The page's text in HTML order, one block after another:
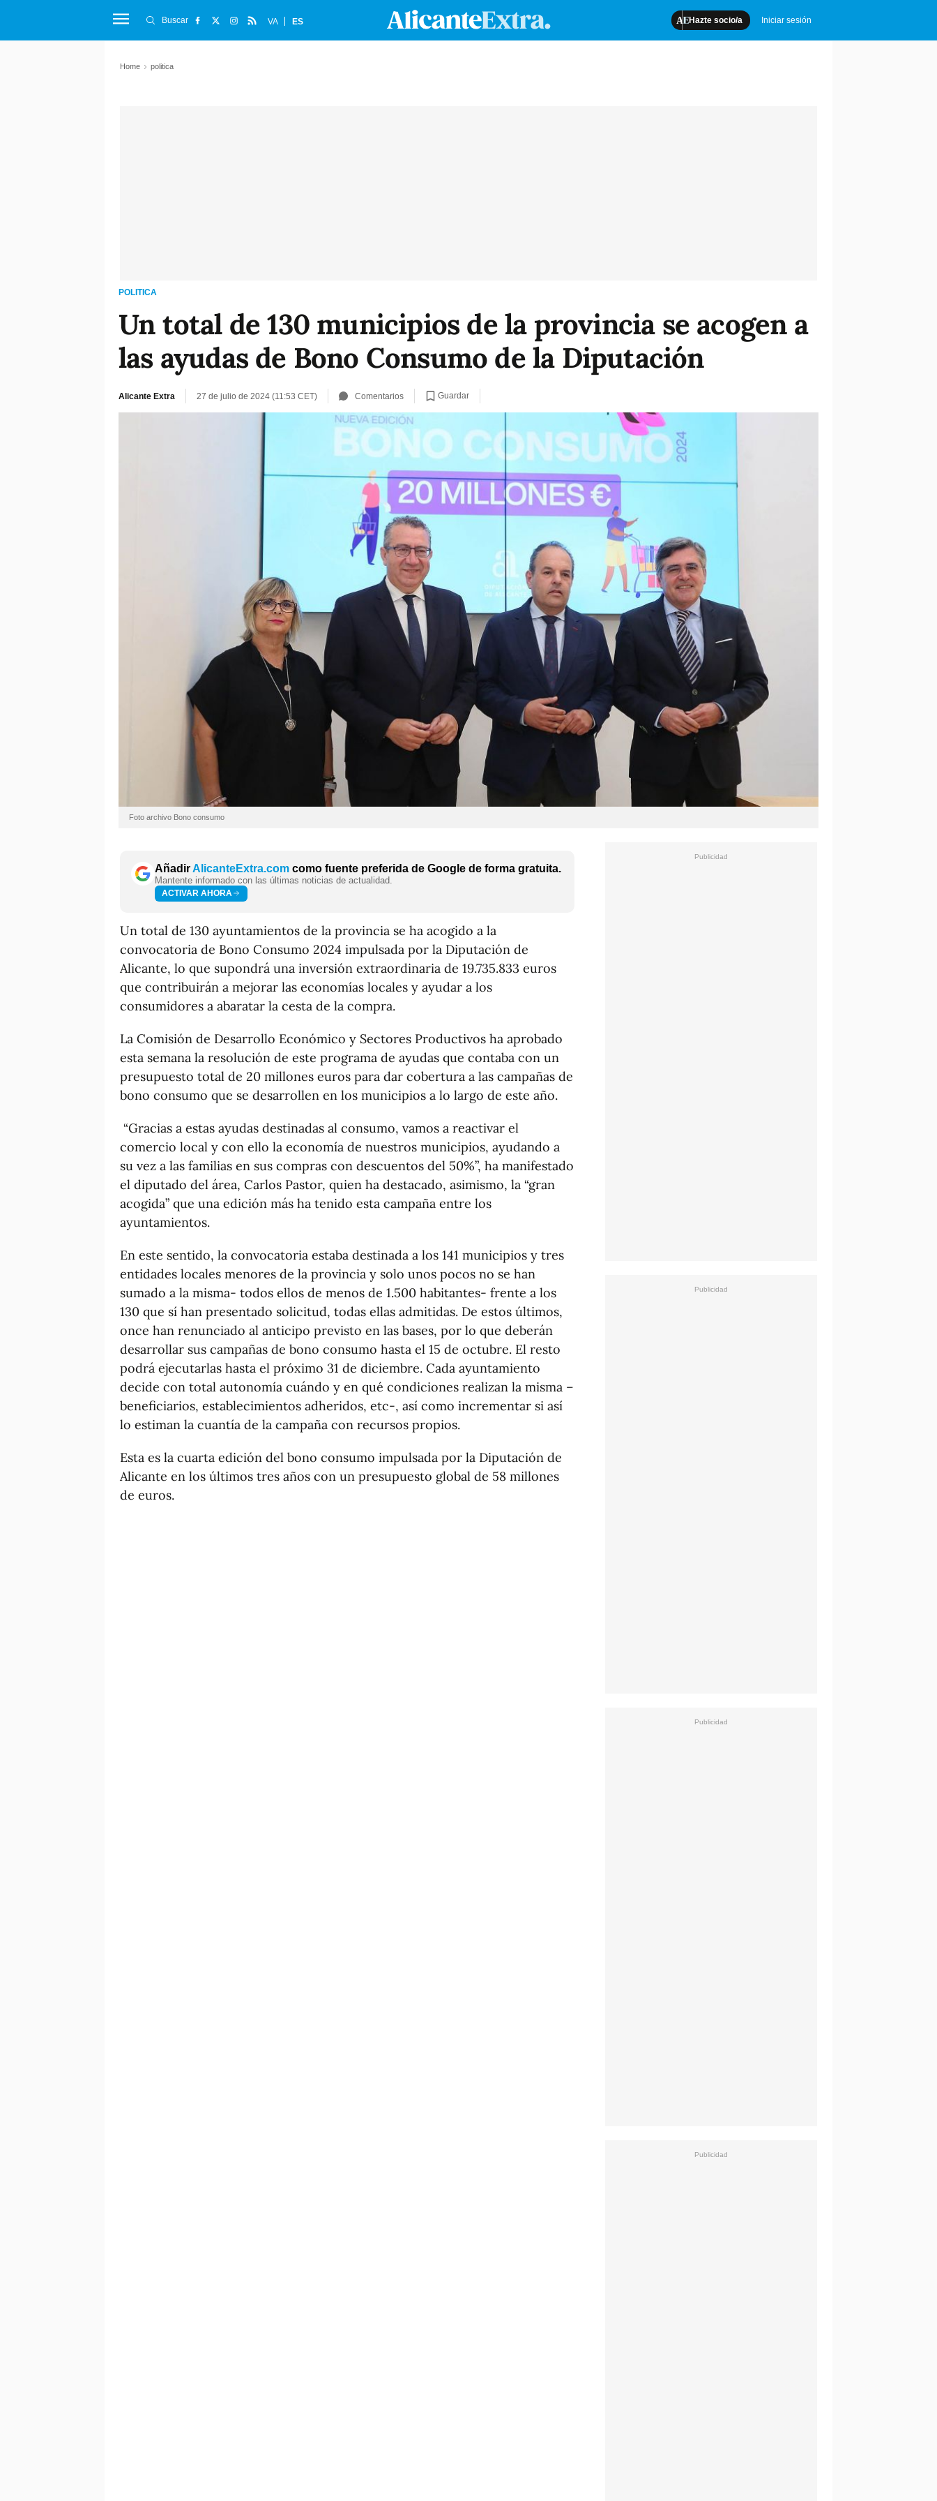
Hazte socio/a Iniciar sesión
Buscar VA ES
Home politica
POLITICA
Un total de 130 municipios de la provincia se acogen a
las ayudas de Bono Consumo de la Diputación
Alicante Extra 27 de julio de 2024 (11:53 CET) Comentarios Guardar
Foto archivo Bono consumo
AñadirAlicanteExtra.com como fuente preferida de Google de forma gratuita.
Mantente informado con las últimas noticias de actualidad.
ACTIVAR AHORA
Un total de 130 ayuntamientos de la provincia se ha acogido a la
convocatoria de Bono Consumo 2024 impulsada por la Diputación de
Alicante, lo que supondrá una inversión extraordinaria de 19.735.833 euros
que contribuirán a mejorar las economías locales y ayudar a los
consumidores a abaratar la cesta de la compra.
La Comisión de Desarrollo Económico y Sectores Productivos ha aprobado
esta semana la resolución de este programa de ayudas que contaba con un
presupuesto total de 20 millones euros para dar cobertura a las campañas de
bono consumo que se desarrollen en los municipios a lo largo de este año.
“Gracias a estas ayudas destinadas al consumo, vamos a reactivar el
comercio local y con ello la economía de nuestros municipios, ayudando a
su vez a las familias en sus compras con descuentos del 50%”, ha manifestado
el diputado del área, Carlos Pastor, quien ha destacado, asimismo, la “gran
acogida” que una edición más ha tenido esta campaña entre los
ayuntamientos.
En este sentido, la convocatoria estaba destinada a los 141 municipios y tres
entidades locales menores de la provincia y solo unos pocos no se han
sumado a la misma- todos ellos de menos de 1.500 habitantes- frente a los
130 que sí han presentado solicitud, todas ellas admitidas. De estos últimos,
once han renunciado al anticipo previsto en las bases, por lo que deberán
desarrollar sus campañas de bono consumo hasta el 15 de octubre. El resto
podrá ejecutarlas hasta el próximo 31 de diciembre. Cada ayuntamiento
decide con total autonomía cuándo y en qué condiciones realizan la misma –
beneficiarios, establecimientos adheridos, etc-, así como incrementar si así
lo estiman la cuantía de la campaña con recursos propios.
Esta es la cuarta edición del bono consumo impulsada por la Diputación de
Alicante en los últimos tres años con un presupuesto global de 58 millones
de euros.